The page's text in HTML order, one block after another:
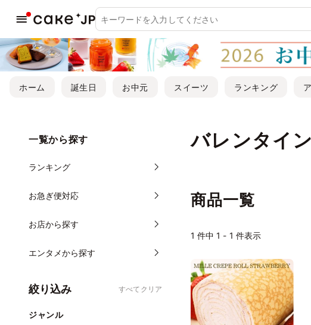
ホーム 誕生日 お中元 スイーツ ランキング
バレンタイ
一覧から探す
ランキング
お急ぎ便対応
お店から探す
エンタメから探す
絞り込み すべてクリア
ジャンル
商品一覧
1 件中 1 - 1 件表示